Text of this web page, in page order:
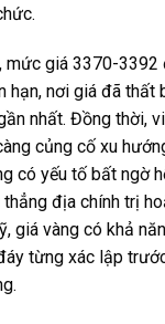
mức giá 3370-3392
hạn, nơi giá đã
nhất. Đồng thời,
củng cố xu
có yếu tố bất ngờ
địa chính trị
giá vàng có khả
từng xác lập